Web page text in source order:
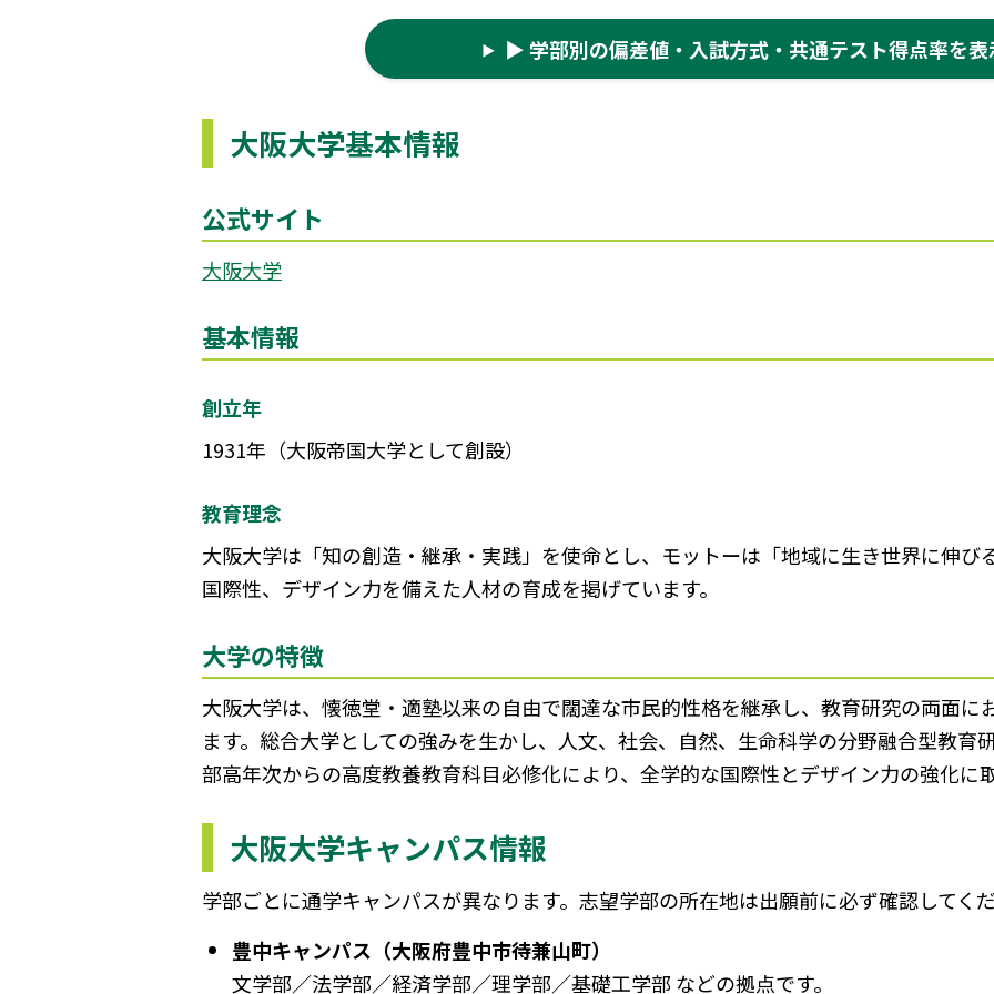
▶ 学部別の偏差値・入試方式・共通テスト得点率を表
大阪大学基本情報
公式サイト
大阪大学
基本情報
創立年
1931年（大阪帝国大学として創設）
教育理念
大阪大学は「知の創造・継承・実践」を使命とし、モットーは「地域に生き世界に伸び
国際性、デザイン力を備えた人材の育成を掲げています。
大学の特徴
大阪大学は、懐徳堂・適塾以来の自由で闊達な市民的性格を継承し、教育研究の両面に
ます。総合大学としての強みを生かし、人文、社会、自然、生命科学の分野融合型教育
部高年次からの高度教養教育科目必修化により、全学的な国際性とデザイン力の強化に
大阪大学キャンパス情報
学部ごとに通学キャンパスが異なります。志望学部の所在地は出願前に必ず確認してく
豊中キャンパス（大阪府豊中市待兼山町）
文学部／法学部／経済学部／理学部／基礎工学部 などの拠点です。